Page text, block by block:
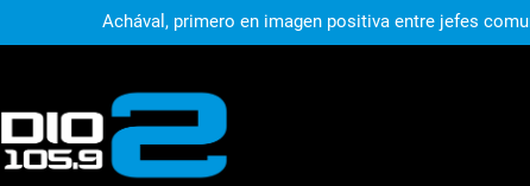
que, si nadie las plasma, se pierden
Achával, primero en imagen positiva entre jefes
Fabiana Cantilo
Achával, primero en imagen positiva entre jefes
Kicillof: “Se logró que Nación desestime la locura de la